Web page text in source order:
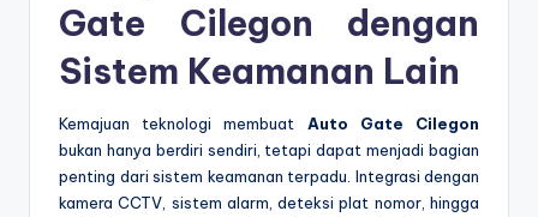
Gate Cilegon dengan
Sistem Keamanan Lain
Kemajuan teknologi membuat Auto Gate Cilegon
bukan hanya berdiri sendiri, tetapi dapat menjadi bagian
penting dari sistem keamanan terpadu. Integrasi dengan
kamera CCTV, sistem alarm, deteksi plat nomor, hingga